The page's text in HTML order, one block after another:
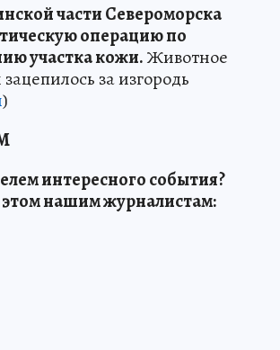
части Североморска
операцию по
участка кожи.Животное
за изгородь
)
интересного события?
нашим журналистам: